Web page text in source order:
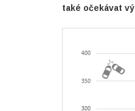
také očekávat